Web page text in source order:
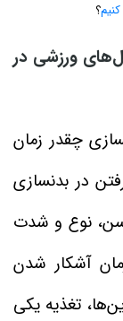
؟
ورزشی در
چقدر زمان
در بدنسازی
سن، نوع و شدت
آشکار شدن
تغذیه یکی